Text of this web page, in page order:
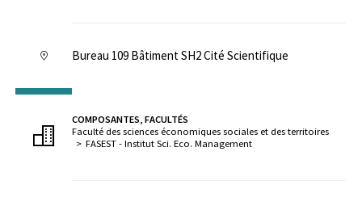
Bureau 109 Bâtiment SH2 Cité Scientifique
COMPOSANTES, FACULTÉS
Faculté des sciences économiques sociales et des territoires
FASEST - Institut Sci. Eco. Management